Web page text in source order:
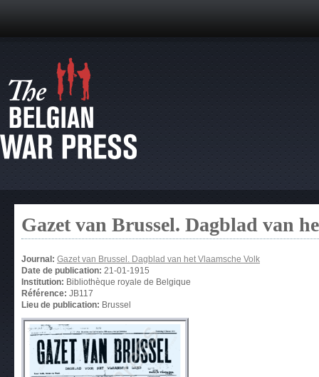
Gazet van Brussel. Dagblad van
Journal: Gazet van Brussel. Dagblad van het Vlaamsche Volk
Date de publication: 21-01-1915
Institution: Bibliothèque royale de Belgique
Référence: JB117
Lieu de publication: Brussel